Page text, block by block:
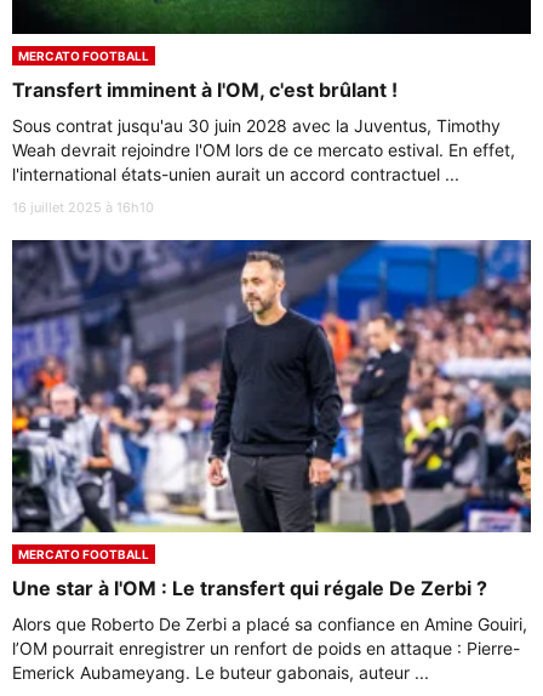
MERCATO FOOTBALL
Transfert imminent à l'OM, c'est brûlant !
Sous contrat jusqu'au 30 juin 2028 avec la Juventus, Timothy
Weah devrait rejoindre l'OM lors de ce mercato estival. En effet,
l'international états-unien aurait un accord contractuel ...
16 juillet 2025 à 16h10
MERCATO FOOTBALL
Une star à l'OM : Le transfert qui régale De Zerbi ?
Alors que Roberto De Zerbi a placé sa confiance en Amine Gouiri,
l’OM pourrait enregistrer un renfort de poids en attaque : Pierre-
Emerick Aubameyang. Le buteur gabonais, auteur ...